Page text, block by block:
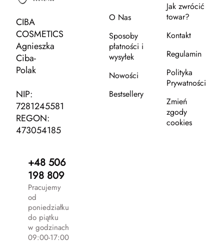
CIBA
COSMETICS
Agnieszka
Ciba-
Polak
NIP:
7281245581
REGON:
473054185
+48 506
198 809
Pracujemy
od
poniedziałku
do piątku
w godzinach
09:00-17:00
O Nas
Sposoby
płatności i
wysyłek
Nowości
Bestsellery
Jak zwrócić
towar?
Kontakt
Regulamin
Polityka
Prywatności
Zmień
zgody
cookies